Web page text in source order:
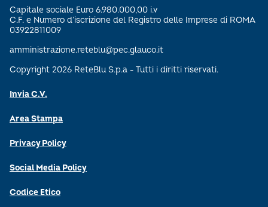
Capitale sociale Euro 6.980.000,00 i.v
C.F. e Numero d’iscrizione del Registro delle Imprese di ROMA
03922811009
amministrazione.reteblu@pec.glauco.it
Copyright 2026 ReteBlu S.p.a - Tutti i diritti riservati.
Invia C.V.
Area Stampa
Privacy Policy
Social Media Policy
Codice Etico